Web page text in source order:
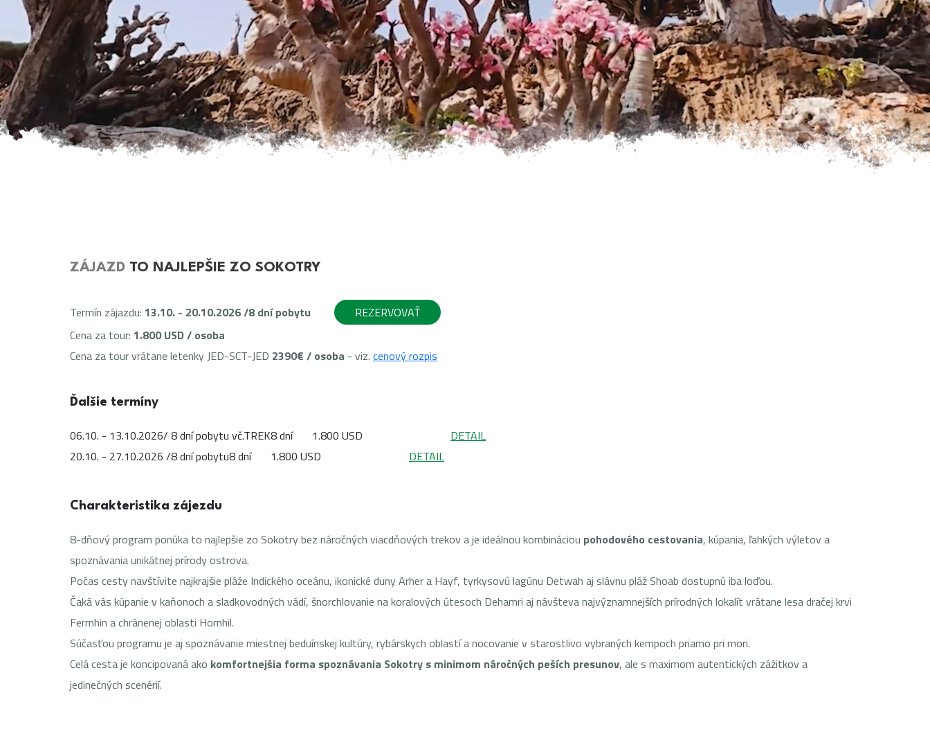
JASKYNE SOKOTRY
EKOTURISTIKA, EKO KEMPY
MAREC 2027
APRÍL 2027
GALÉRIA MOJICH EXPEDÍCIÍ
RECENZIE
ZÁJAZD TO NAJLEPŠIE ZO SOKOTRY
Termín zájazdu: 13.10. - 20.10.2026 /8 dní pobytu
REZERVOVAŤ
Cena za tour: 1.800 USD / osoba
Cena za tour vrátane letenky JED-SCT-JED 2390€ / osoba - viz. cenový rozpis
Ďalšie termíny
06.10. - 13.10.2026/ 8 dní pobytu vč.TREK8 dní 1.800 USD
DETAIL
20.10. - 27.10.2026 /8 dní pobytu8 dní 1.800 USD DETAIL
Charakteristika zájezdu
8-dňový program ponúka to najlepšie zo Sokotry bez náročných viacdňových trekov a je ideálnou kombináciou pohodového cestovania, kúpania, ľahkých výletov a
spoznávania unikátnej prírody ostrova.
Počas cesty navštívite najkrajšie pláže Indického oceánu, ikonické duny Arher a Hayf, tyrkysovú lagúnu Detwah aj slávnu pláž Shoab dostupnú iba loďou.
Čaká vás kúpanie v kaňonoch a sladkovodných vádí, šnorchlovanie na koralových útesoch Dehamri aj návšteva najvýznamnejších prírodných lokalít vrátane lesa dračej krvi
Fermhin a chránenej oblasti Homhil.
Súčasťou programu je aj spoznávanie miestnej beduínskej kultúry, rybárskych oblastí a nocovanie v starostlivo vybraných kempoch priamo pri mori.
Celá cesta je koncipovaná ako komfortnejšia forma spoznávania Sokotry s minimom náročných peších presunov, ale s maximom autentických zážitkov a
jedinečných scenérií.